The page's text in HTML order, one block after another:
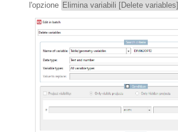
l'opzione Elimina variabili [Delete variables]